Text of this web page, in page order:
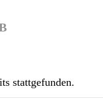
stattgefunden.